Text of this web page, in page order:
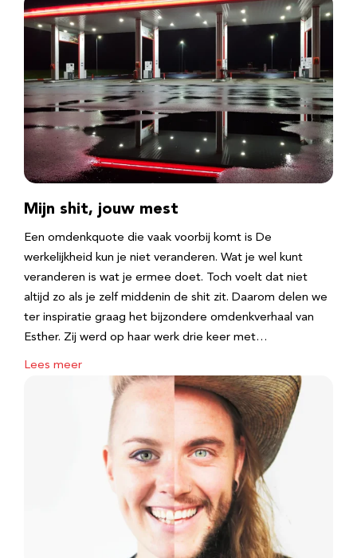
Mijn shit, jouw mest
Een omdenkquote die vaak voorbij komt is De
werkelijkheid kun je niet veranderen. Wat je wel kunt
veranderen is wat je ermee doet. Toch voelt dat niet
altijd zo als je zelf middenin de shit zit. Daarom delen we
ter inspiratie graag het bijzondere omdenkverhaal van
Esther. Zij werd op haar werk drie keer met…
Lees meer